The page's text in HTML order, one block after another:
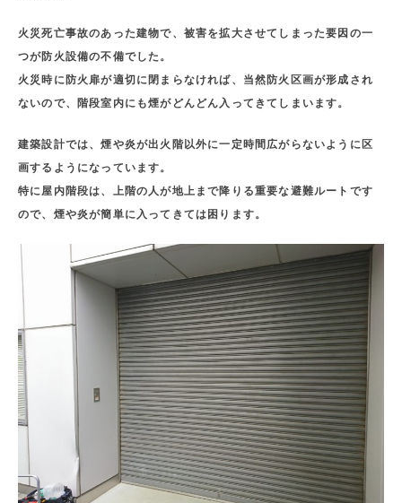
火災死亡事故のあった建物で、被害を拡大させてしまった要因の一
つが防火設備の不備でした。
火災時に防火扉が適切に閉まらなければ、当然防火区画が形成され
ないので、階段室内にも煙がどんどん入ってきてしまいます。
建築設計では、煙や炎が出火階以外に一定時間広がらないように区
画するようになっています。
特に屋内階段は、上階の人が地上まで降りる重要な避難ルートです
ので、煙や炎が簡単に入ってきては困ります。